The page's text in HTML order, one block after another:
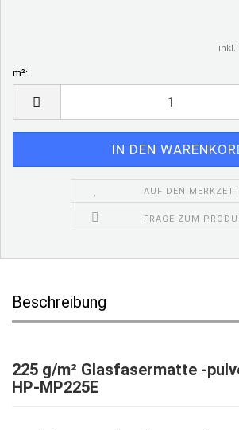
inkl.
m²:
AUF DEN
FRAGE ZUM
Beschreibung
225 g/m² Glasfasermatte -
HP-MP225E